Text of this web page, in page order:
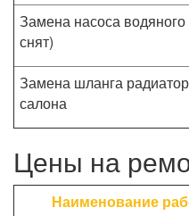
Замена насоса
снят)
Замена шланга
салона
Цены на
Наименование